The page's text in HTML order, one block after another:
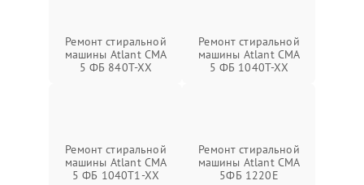
Ремонт стиральной
машины Atlant СМА
5 ФБ 840Т-ХХ
Ремонт стиральной
машины Atlant СМА
5 ФБ 1040Т-ХХ
Ремонт стиральной
машины Atlant СМА
5 ФБ 1040Т1-ХХ
Ремонт стиральной
машины Atlant СМА
5ФБ 1220Е